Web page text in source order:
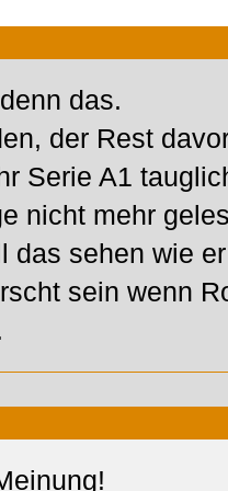
das.
der Rest
Serie A1
nicht mehr
das sehen wie
sein wenn